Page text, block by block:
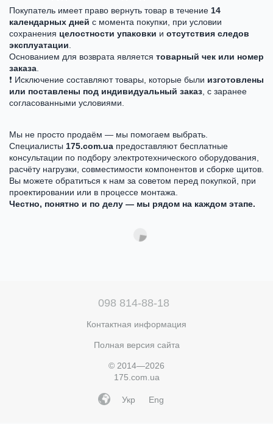
Покупатель имеет право вернуть товар в течение 14
календарных дней с момента покупки, при условии
сохранения целостности упаковки и отсутствия следов
эксплуатации
Основанием для возврата является товарный чек или номер
заказа
❗ Исключение составляют товары, которые были изготовлены
или поставлены под индивидуальный заказ , с заранее
согласованными условиями.
Мы не просто продаём — мы помогаем выбрать.
Специалисты 175.com.ua предоставляют бесплатные
консультации по подбору электротехнического оборудования,
расчёту нагрузки, совместимости компонентов и сборке щитов.
Вы можете обратиться к нам за советом перед покупкой, при
проектировании или в процессе монтажа.
Честно, понятно и по делу — мы рядом на каждом этапе.
098 814-88-18
Контактная информация
Полная версия сайта
© 2014—2026
175.com.ua
Укр Eng